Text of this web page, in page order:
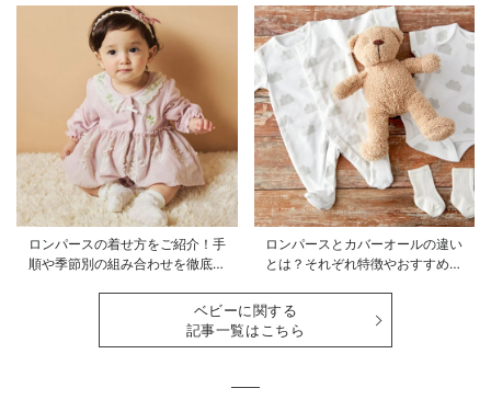
ロンパースの着せ方をご紹介！手
順や季節別の組み合わせを徹底解
ロンパースとカバーオールの違い
とは？それぞれ特徴やおすすめ商
ベビーに関する
記事一覧はこちら